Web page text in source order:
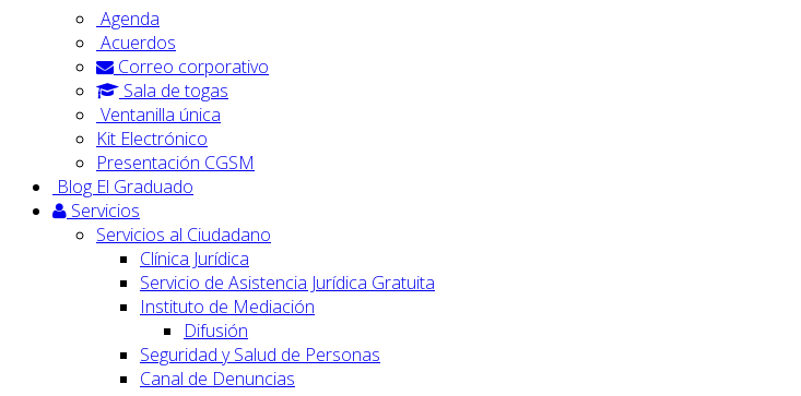
Agenda
Acuerdos
Correo corporativo
Sala de togas
Ventanilla única
Kit Electrónico
Presentación CGSM
Blog El Graduado
Servicios
Servicios al Ciudadano
Clínica Jurídica
Servicio de Asistencia Jurídica Gratuita
Instituto de Mediación
Difusión
Seguridad y Salud de Personas
Canal de Denuncias